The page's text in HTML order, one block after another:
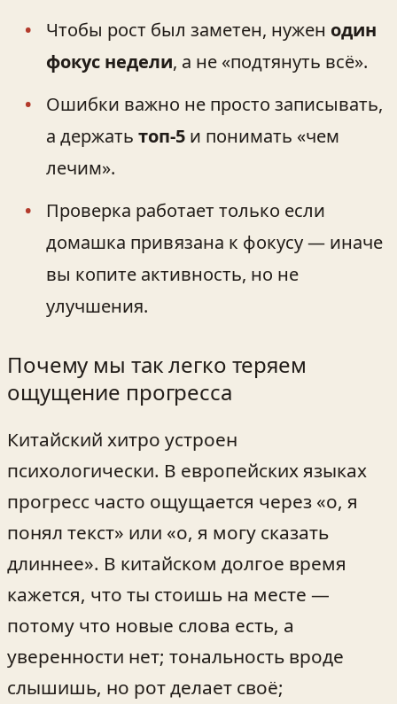
Чтобы рост был заметен, нужен один
фокус недели, а не «подтянуть всё».
Ошибки важно не просто записывать,
а держать топ‑5 и понимать «чем
лечим».
Проверка работает только если
домашка привязана к фокусу — иначе
вы копите активность, но не
улучшения.
Почему мы так легко теряем
ощущение прогресса
Китайский хитро устроен
психологически. В европейских языках
прогресс часто ощущается через «о, я
понял текст» или «о, я могу сказать
длиннее». В китайском долгое время
кажется, что ты стоишь на месте —
потому что новые слова есть, а
уверенности нет; тональность вроде
слышишь, но рот делает своё;